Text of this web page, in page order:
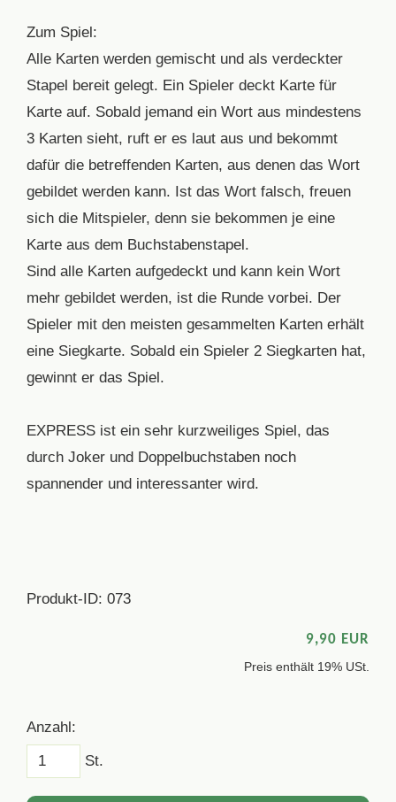
Zum Spiel:
Alle Karten werden gemischt und als verdeckter
Stapel bereit gelegt. Ein Spieler deckt Karte für
Karte auf. Sobald jemand ein Wort aus mindestens
3 Karten sieht, ruft er es laut aus und bekommt
dafür die betreffenden Karten, aus denen das Wort
gebildet werden kann. Ist das Wort falsch, freuen
sich die Mitspieler, denn sie bekommen je eine
Karte aus dem Buchstabenstapel.
Sind alle Karten aufgedeckt und kann kein Wort
mehr gebildet werden, ist die Runde vorbei. Der
Spieler mit den meisten gesammelten Karten erhält
eine Siegkarte. Sobald ein Spieler 2 Siegkarten hat,
gewinnt er das Spiel.
EXPRESS ist ein sehr kurzweiliges Spiel, das
durch Joker und Doppelbuchstaben noch
spannender und interessanter wird.
Produkt-ID: 073
9,90 EUR
Preis enthält 19% USt.
Anzahl:
St.